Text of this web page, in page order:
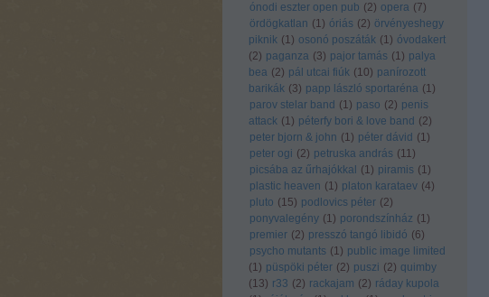
ónodi eszter open pub (2) opera (7)
ördögkatlan (1) óriás (2) örvényeshegy
piknik (1) osonó poszáták (1) óvodakert
(2) paganza (3) pajor tamás (1) palya
bea (2) pál utcai fiúk (10) panírozott
barikák (3) papp lászló sportaréna (1)
parov stelar band (1) paso (2) penis
attack (1) péterfy bori & love band (2)
peter bjorn & john (1) péter dávid (1)
peter ogi (2) petruska andrás (11)
picsába az űrhajókkal (1) piramis (1)
plastic heaven (1) platon karataev (4)
pluto (15) podlovics péter (2)
ponyvalegény (1) porondszínház (1)
premier (2) presszó tangó libidó (6)
psycho mutants (1) public image limited
(1) püspöki péter (2) puszi (2) quimby
(13) r33 (2) rackajam (2) ráday kupola